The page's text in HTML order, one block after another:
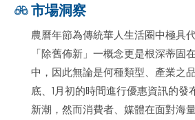
市場洞察
農曆年節為傳統華人生活圈中極具
「除舊佈新」一概念更是根深蒂固
中，因此無論是何種類型、產業之
底、1月初的時間進行優惠資訊的發
新潮，然而消費者、媒體在面對海